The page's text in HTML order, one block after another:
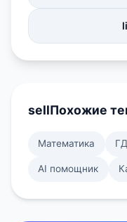
sellПохожие
Математика
AI помощник